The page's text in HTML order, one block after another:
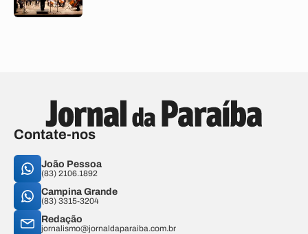
Contate-nos
João Pessoa
(83) 2106.1892
Campina Grande
(83) 3315-3204
Redação
jornalismo@jornaldaparaiba.com.br